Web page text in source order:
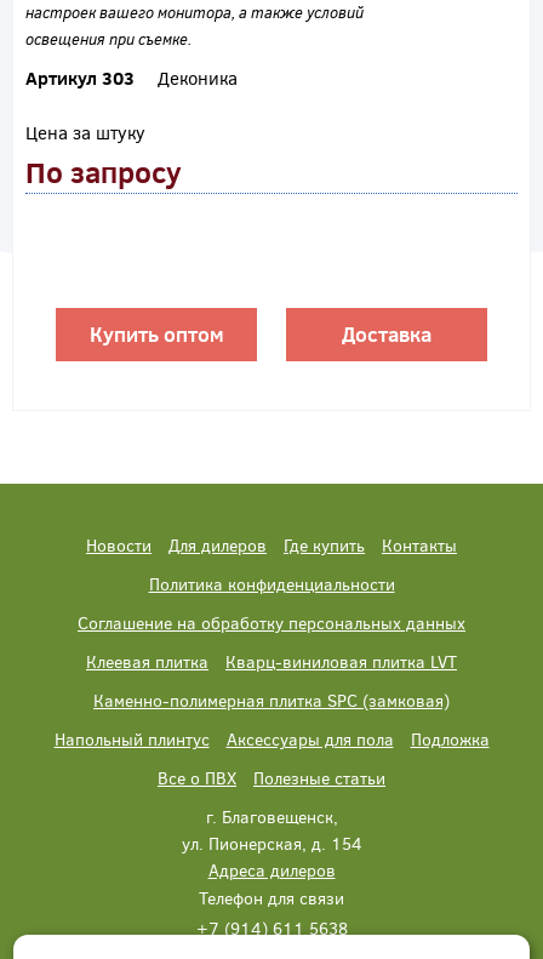
настроек вашего монитора, а также условий
освещения при съемке.
Артикул 303 Деконика
Цена за штуку
По запросу
Купить оптом Доставка
Новости Для дилеров Где купить
Контакты
Политика конфиденциальности
Соглашение на обработку персональных данных
Клеевая плитка
Кварц-виниловая плитка LVT
Каменно-полимерная плитка SPC (замковая)
Напольный плинтус
Аксессуары для пола
Подложка
Все о ПВХ
Полезные статьи
г. Благовещенск,
ул. Пионерская, д. 154
Адреса дилеров
Телефон для связи
+7 (914) 611 5638